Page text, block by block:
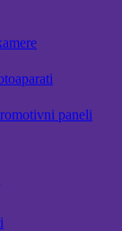
paneli